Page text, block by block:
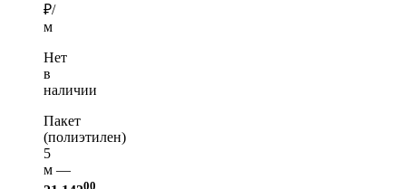
₽/
м
Нет
в
наличии
Пакет
(полиэтилен)
5
м —
00